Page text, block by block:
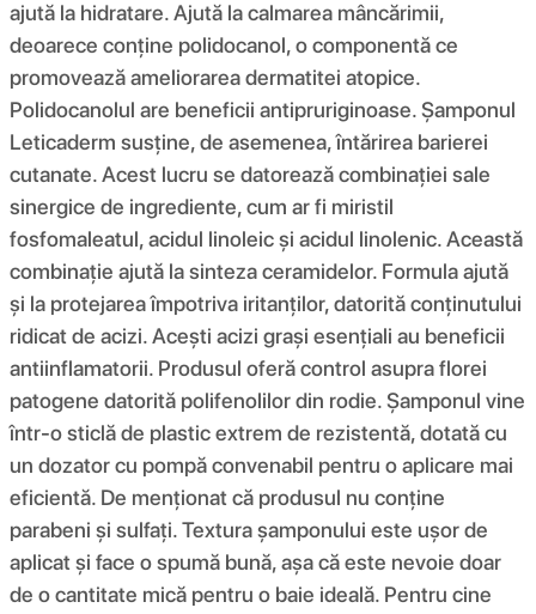
ajută la hidratare. Ajută la calmarea mâncărimii,
deoarece conține polidocanol, o componentă ce
promovează ameliorarea dermatitei atopice.
Polidocanolul are beneficii antipruriginoase. Șamponul
Leticaderm susține, de asemenea, întărirea barierei
cutanate. Acest lucru se datorează combinației sale
sinergice de ingrediente, cum ar fi miristil
fosfomaleatul, acidul linoleic și acidul linolenic. Această
combinație ajută la sinteza ceramidelor. Formula ajută
și la protejarea împotriva iritanților, datorită conținutului
ridicat de acizi. Acești acizi grași esențiali au beneficii
antiinflamatorii. Produsul oferă control asupra florei
patogene datorită polifenolilor din rodie. Șamponul vine
într-o sticlă de plastic extrem de rezistentă, dotată cu
un dozator cu pompă convenabil pentru o aplicare mai
eficientă. De menționat că produsul nu conține
parabeni și sulfați. Textura șamponului este ușor de
aplicat și face o spumă bună, așa că este nevoie doar
de o cantitate mică pentru o baie ideală. Pentru cine